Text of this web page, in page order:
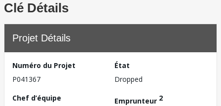
Clé Détails
Projet Détails
Numéro du Projet
P041367
État
Dropped
Chef d’équipe
Emprunteur 2